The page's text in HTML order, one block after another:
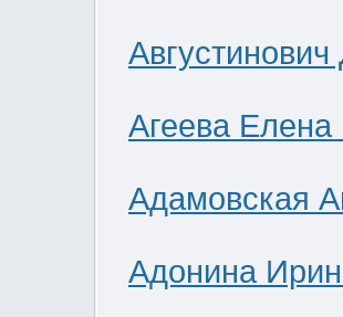
Агеева
Адамовская
Адонина